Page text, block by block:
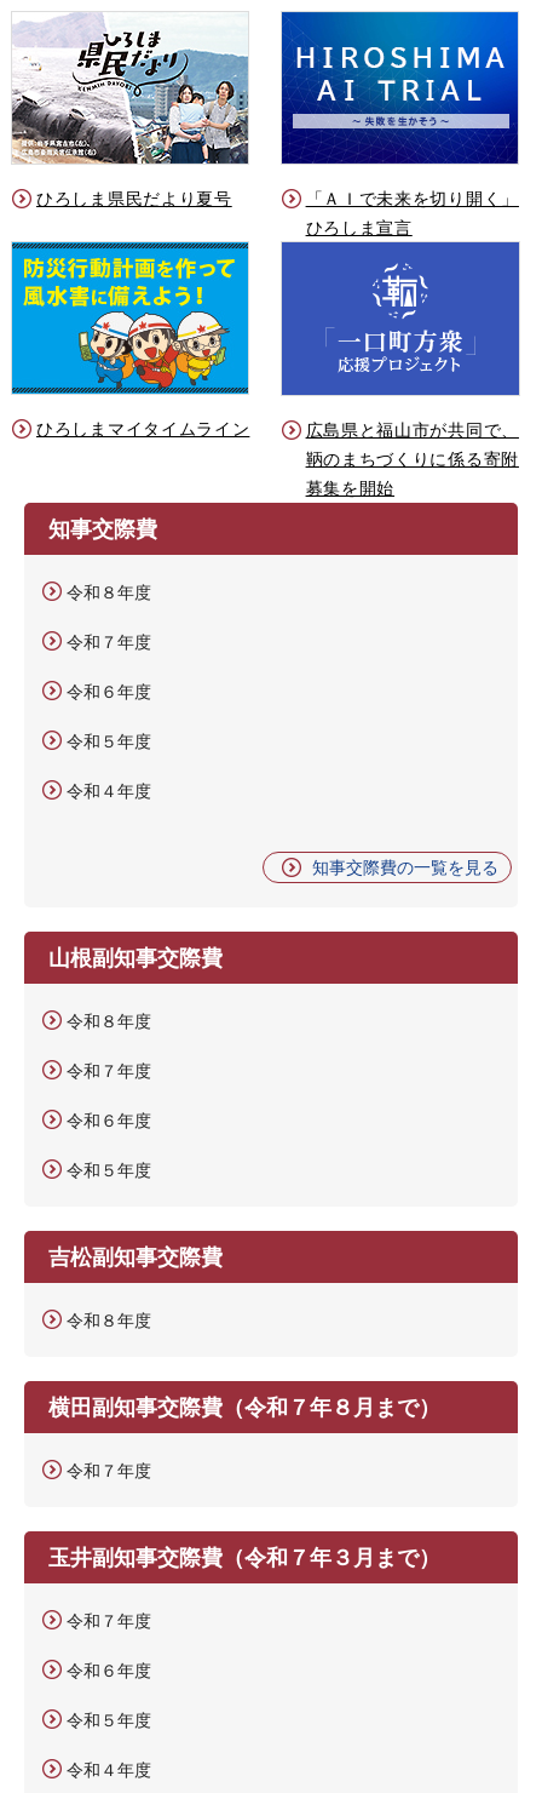
ひろしま県民だより夏号
「ＡＩで未来を切り開く」
ひろしま宣言
ひろしまマイタイムライン
広島県と福山市が共同で、
鞆のまちづくりに係る寄附
募集を開始
知事交際費
令和８年度
令和７年度
令和６年度
令和５年度
令和４年度
知事交際費の一覧を見る
山根副知事交際費
令和８年度
令和７年度
令和６年度
令和５年度
吉松副知事交際費
令和８年度
横田副知事交際費（令和７年８月まで）
令和７年度
玉井副知事交際費（令和７年３月まで）
令和７年度
令和６年度
令和５年度
令和４年度